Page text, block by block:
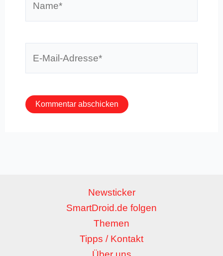
Newsticker
SmartDroid.de folgen
Themen
Tipps / Kontakt